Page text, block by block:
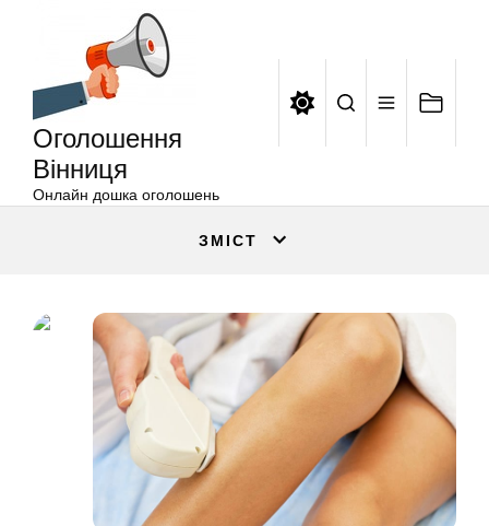
Оголошення
Вінниця
Онлайн дошка оголошень
ЗМІСТ